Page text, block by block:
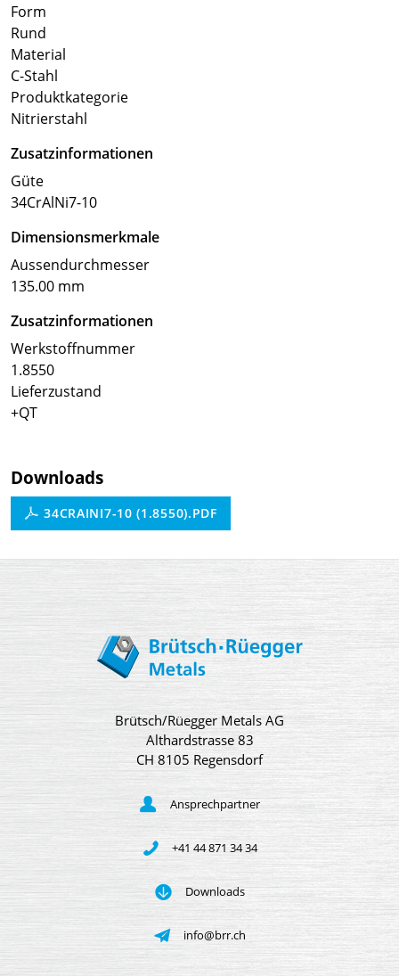
Form
Rund
Material
C-Stahl
Produktkategorie
Nitrierstahl
Zusatzinformationen
Güte
34CrAlNi7-10
Dimensionsmerkmale
Aussendurchmesser
135.00 mm
Zusatzinformationen
Werkstoffnummer
1.8550
Lieferzustand
+QT
Downloads
34CRAINI7-10 (1.8550).PDF
Brütsch/Rüegger Metals AG
Althardstrasse 83
CH 8105 Regensdorf
Ansprechpartner
+41 44 871 34 34
Downloads
info@brr.ch